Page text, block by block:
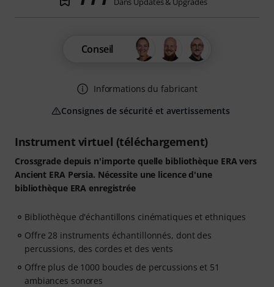
Instrument virtuel (téléchargement)
Crossgrade depuis n'importe quelle bibliothèque ERA vers
Ancient ERA Persia. Nécessite une licence d'une
bibliothèque ERA enregistrée
Bibliothèque d'échantillons cinématiques et ethniques
Offre 28 instruments échantillonnés, dont des
percussions, des cordes et des vents
Offre plus de 1000 boucles de percussions et 51
ambiances sonores
Conseil
Informations du fabricant
Consignes de sécurité et avertissements